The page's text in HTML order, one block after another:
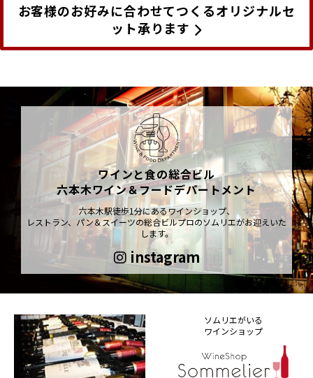
お客様のお好みに合わせてつくるオリジナルセ
ット承ります
ワインと食の総合ビル
六本木ワイン＆フードデパートメント
六本木駅徒歩1分にあるワインショップ、
レストラン、パン＆スイーツの総合ビルプロのソムリエがお迎えいた
します。
instagram
ソムリエがいる
ワインショップ